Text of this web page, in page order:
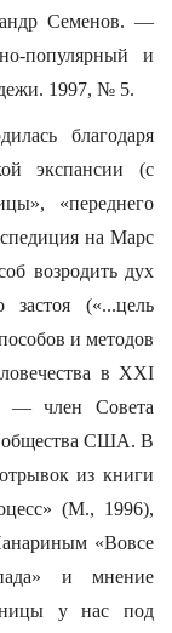
Семенов. —
популярный и
1997, № 5.
благодаря
экспансии (с
«переднего
на Марс
возродить дух
застоя («...цель
и методов
в ХХI
— член Совета
общества США. В
из книги
(М., 1996),
«Вовсе
и мнение
у нас под